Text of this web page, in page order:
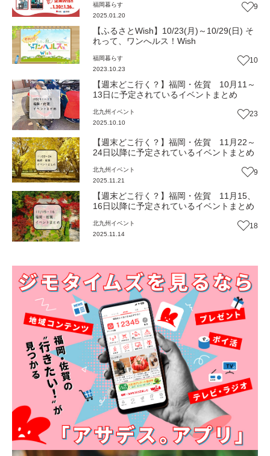
福岡暮らす
2025.01.20
9
【ふるさとWish】10/23(月)～10/29(日) そ
れって、ワンへルス！Wish
福岡暮らす
2023.10.23
10
【週末どこ行く？】福岡・佐賀 10月11～
13日に予定されているイベントまとめ
北九州 イベント
2025.10.10
23
【週末どこ行く？】福岡・佐賀 11月22～
24日以降に予定されているイベントまとめ
北九州 イベント
2025.11.21
9
【週末どこ行く？】福岡・佐賀 11月15、
16日以降に予定されているイベントまとめ
北九州 イベント
2025.11.14
18